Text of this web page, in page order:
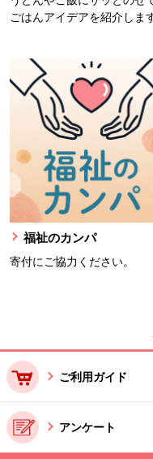
ごはんアイデアを紹介しま
福祉のカンパ
寄付にご協力ください。
ご利用ガイド
アンケート